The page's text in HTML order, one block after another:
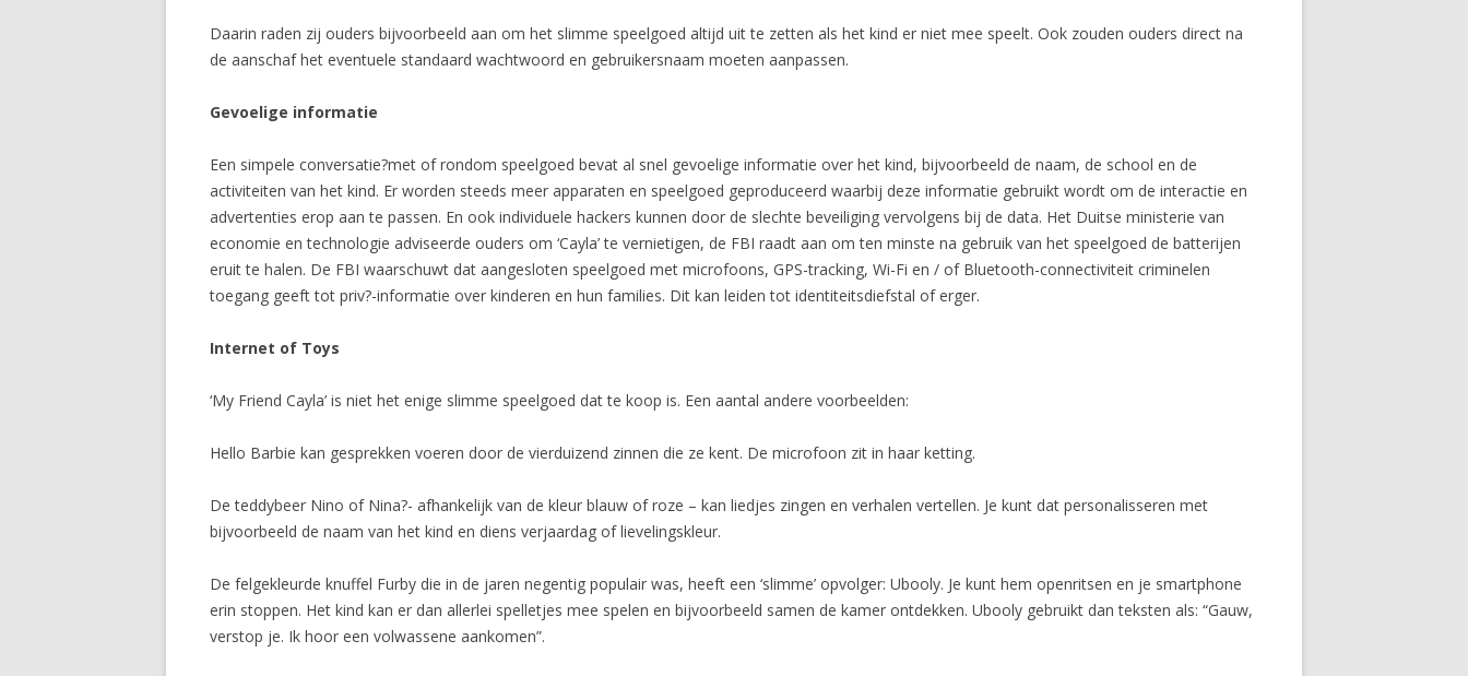
Daarin raden zij ouders bijvoorbeeld aan om het slimme speelgoed altijd uit te zetten als het kind er niet mee speelt. Ook zouden ouders direct na
de aanschaf het eventuele standaard wachtwoord en gebruikersnaam moeten aanpassen.
Gevoelige informatie
Een simpele conversatie?met of rondom speelgoed bevat al snel gevoelige informatie over het kind, bijvoorbeeld de naam, de school en de
activiteiten van het kind. Er worden steeds meer apparaten en speelgoed geproduceerd waarbij deze informatie gebruikt wordt om de interactie en
advertenties erop aan te passen. En ook individuele hackers kunnen door de slechte beveiliging vervolgens bij de data. Het Duitse ministerie van
economie en technologie adviseerde ouders om ‘Cayla’ te vernietigen, de FBI raadt aan om ten minste na gebruik van het speelgoed de batterijen
eruit te halen. De FBI waarschuwt dat aangesloten speelgoed met microfoons, GPS-tracking, Wi-Fi en / of Bluetooth-connectiviteit criminelen
toegang geeft tot priv?-informatie over kinderen en hun families. Dit kan leiden tot identiteitsdiefstal of erger.
Internet of Toys
‘My Friend Cayla’ is niet het enige slimme speelgoed dat te koop is. Een aantal andere voorbeelden:
Hello Barbie kan gesprekken voeren door de vierduizend zinnen die ze kent. De microfoon zit in haar ketting.
De teddybeer Nino of Nina?- afhankelijk van de kleur blauw of roze – kan liedjes zingen en verhalen vertellen. Je kunt dat personalisseren met
bijvoorbeeld de naam van het kind en diens verjaardag of lievelingskleur.
De felgekleurde knuffel Furby die in de jaren negentig populair was, heeft een ‘slimme’ opvolger: Ubooly. Je kunt hem openritsen en je smartphone
erin stoppen. Het kind kan er dan allerlei spelletjes mee spelen en bijvoorbeeld samen de kamer ontdekken. Ubooly gebruikt dan teksten als: “Gauw,
verstop je. Ik hoor een volwassene aankomen”.